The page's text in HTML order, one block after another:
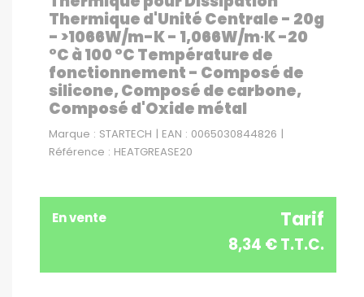
Thermique d'Unité Centrale - 20g
- >1066W/m-K - 1,066W/m∙K -20
°C à 100 °C Température de
fonctionnement - Composé de
silicone, Composé de carbone,
Composé d'Oxide métal
Marque : STARTECH | EAN : 0065030844826 |
Référence : HEATGREASE20
En vente Tarif
8,34 € T.T.C.